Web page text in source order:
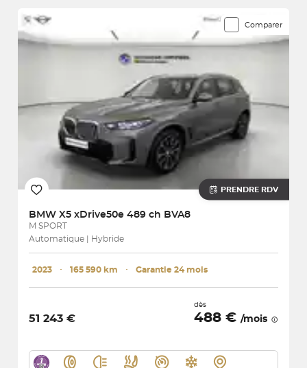
Comparer
PRENDRE RDV
BMW X5 xDrive50e 489 ch BVA8
M SPORT
Automatique | Hybride
2023 ･ 165 590 km ･ Garantie 24 mois
51 243 €
dès
488 € /mois